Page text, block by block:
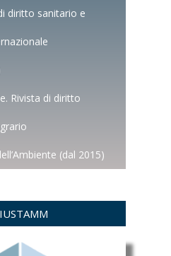
diritto sanitario e
Rivista di diritto
(dal 2015)